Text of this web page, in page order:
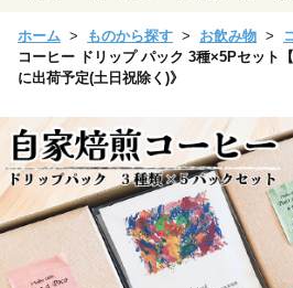
ホーム ものから探す お飲み物
コーヒー ドリップ パック 3種×5Pセット
に出荷予定(土日祝除く)》